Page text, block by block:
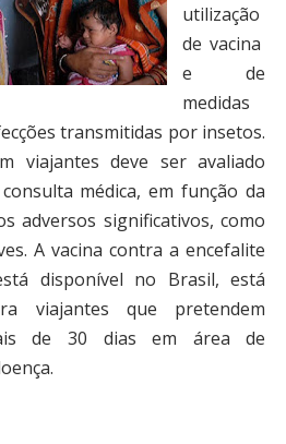
utilização
de vacina
e de
medidas
transmitidas por insetos.
viajantes deve ser avaliado
médica, em função da
adversos significativos, como
A vacina contra a encefalite
disponível no Brasil, está
viajantes que pretendem
de 30 dias em área de